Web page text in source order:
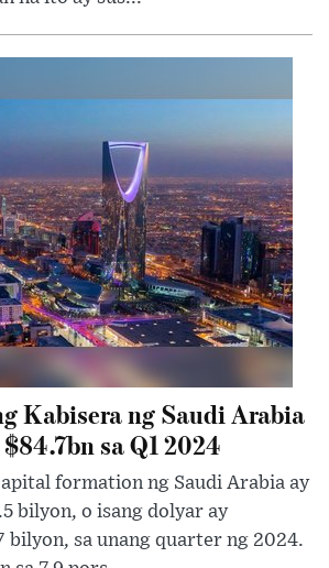
Kabisera ng Saudi Arabia
sa Q1 2024
formation ng Saudi Arabia ay
bilyon, o isang dolyar ay
bilyon, sa unang quarter ng 2024.